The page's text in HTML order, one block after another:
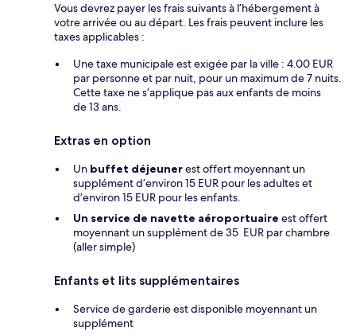
Vous devrez payer les frais suivants à l’hébergement à
votre arrivée ou au départ. Les frais peuvent inclure les
taxes applicables :
Une taxe municipale est exigée par la ville : 4.00 EUR
par personne et par nuit, pour un maximum de 7 nuits.
Cette taxe ne s’applique pas aux enfants de moins
de 13 ans.
Extras en option
Un buffet déjeunerest offert moyennant un
supplément d’environ 15 EUR pour les adultes et
d’environ 15 EUR pour les enfants.
Un service de navette aéroportuaire est offert
moyennant un supplément de 35 EUR par chambre
(aller simple)
Enfants et lits supplémentaires
Service de garderie est disponible moyennant un
supplément